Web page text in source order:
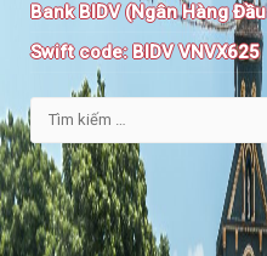
Bank BIDV (Ngân Hàng
Swift code:BIDV VNVX625
Tìm
kiếm
cho: